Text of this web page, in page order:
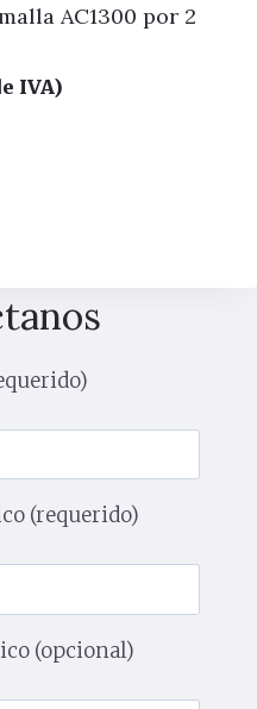
AC1300 por 2
IVA)
(requerido)
(opcional)